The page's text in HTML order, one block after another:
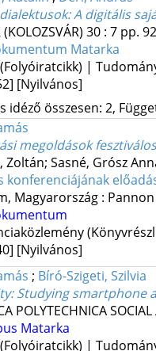
: A digitális
30: 7 pp.
Matarka
(Folyóiratcikk) |
[Nyilvános]
idéző összesen: 2,
megoldások
Zoltán; Sasné, Grósz
konferenciájának
Magyarország :
[Nyilvános]
; Bíró-Szigeti, Szilvia
: Studying smartphone
POLYTECHNICA
Matarka
(Folyóiratcikk) |